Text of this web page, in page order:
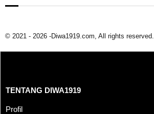
© 2021 - 2026 -Diwa1919.com, All rights reserved.
TENTANG DIWA1919
Profil